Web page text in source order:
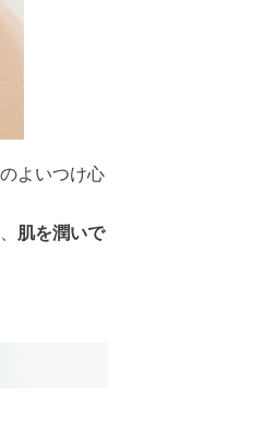
よいつけ心
肌を潤いで